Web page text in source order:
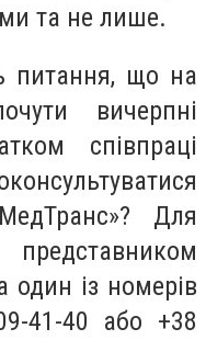
та не лише.
питання, що на
вичерпні
співпраці
Для
один із номерів
41-40 або +38